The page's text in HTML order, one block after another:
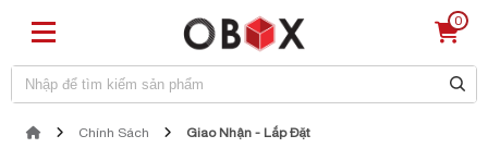
0
Chính Sách Giao Nhận - Lắp Đặt